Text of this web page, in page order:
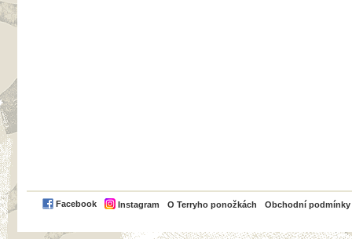
Facebook Instagram O Terryho ponožkách Obchodní podmínky
PayPal